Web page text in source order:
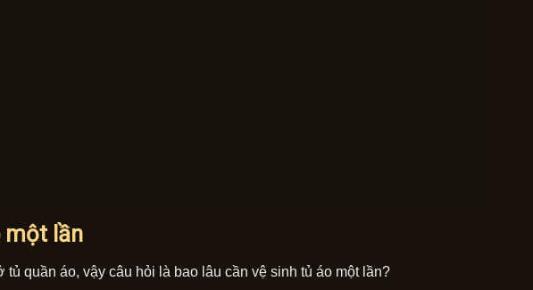
một lần
quần áo, vậy câu hỏi là bao lâu cần vệ sinh tủ áo một lần?